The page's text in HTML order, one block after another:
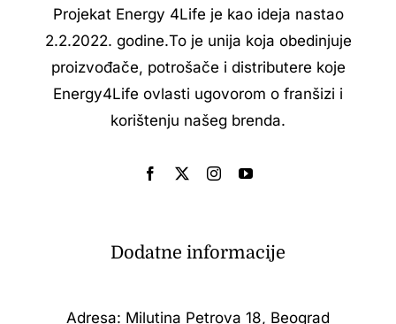
Projekat Energy 4Life je kao ideja nastao
2.2.2022. godine.То je unija koja obedinjuje
proizvođače, potrošače i distributere koje
Energy4Life ovlasti ugovorom o franšizi i
korištenju našeg brenda.
Dodatne informacije
Adresa: Milutina Petrova 18, Beograd